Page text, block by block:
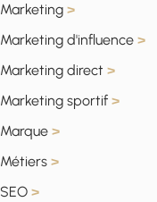
Marketing >
Marketing d'influence >
Marketing direct >
Marketing sportif >
Marque >
Métiers >
SEO >